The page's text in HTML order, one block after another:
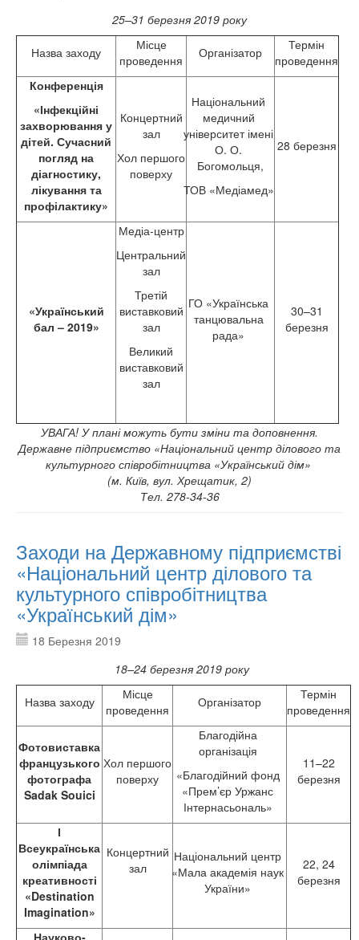
25–31 березня 2019 року
Назва заходу
Місце
проведення
Організатор
Термін
проведення
Конференція
«Інфекційні
захворювання у
дітей. Сучасний
погляд на
діагностику,
лікування та
профілактику»
Концертний
зал
Хол першого
поверху
Національний
медичний
університет імені
О. О.
Богомольця,
ТОВ «Медіамед»
28 березня
«Український
бал – 2019»
Медіа-центр
Центральний
зал
Третій
виставковий
зал
Великий
виставковий
зал
ГО «Українська
танцювальна
рада»
30–31
березня
УВАГА! У плані можуть бути зміни та доповнення.
Державне підприємство «Національний центр ділового та
культурного співробітництва «Український дім»
(м. Київ, вул. Хрещатик, 2)
Тел. 278-34-36
Заходи на Державному підприємстві
«Національний центр ділового та
культурного співробітництва
«Український дім»
18 Березня 2019
18–24 березня 2019 року
Назва заходу
Місце
проведення
Організатор
Термін
проведення
Фотовиставка
французького
фотографа
Sadak Souici
Хол першого
поверху
Благодійна
організація
«Благодійний фонд
«Прем’єр Уржанс
Інтернасьональ»
11–22
березня
І
Всеукраїнська
олімпіада
креативності
«Destination
Imagination»
Концертний
зал
Національний центр
«Мала академія наук
України»
22, 24
березня
Науково-